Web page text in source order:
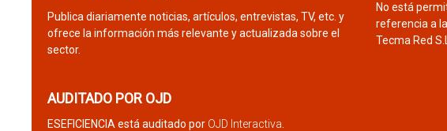
Publica diariamente noticias, artículos, entrevistas, TV, etc. y
ofrece la información más relevante y actualizada sobre el
sector.
AUDITADO POR OJD
ESEFICIENCIA está auditado por OJD Interactiva
No está
referencia a
Tecma Red